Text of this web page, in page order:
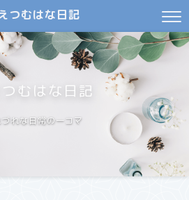
つむはな日記
むはな日記
づれな日常の一コマ